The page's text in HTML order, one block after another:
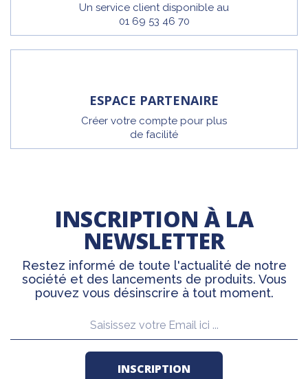
Un service client disponible au
01 69 53 46 70
ESPACE PARTENAIRE
Créer votre compte pour plus
de facilité
INSCRIPTION À LA
NEWSLETTER
Restez informé de toute l'actualité de notre
société et des lancements de produits. Vous
pouvez vous désinscrire à tout moment.